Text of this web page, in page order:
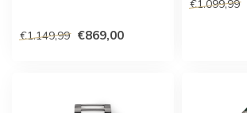
€1.149,99 €869,00
€1.099,99